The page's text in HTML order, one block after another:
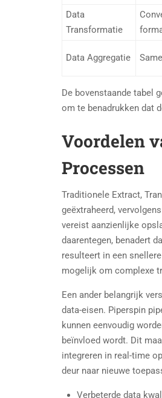
Data
Transformatie
Data Aggregatie
De bovenstaande tabel
om te benadrukken dat
Voordelen
Processen
Traditionele Extract,
geëxtraheerd,
vereist aanzienlijke
daarentegen, benadert
resulteert in een
mogelijk om complexe
Een ander belangrijk
data-eisen. Piperspin
kunnen eenvoudig
beïnvloed wordt. Dit
integreren in real-time
deur naar nieuwe
Verbeterde data